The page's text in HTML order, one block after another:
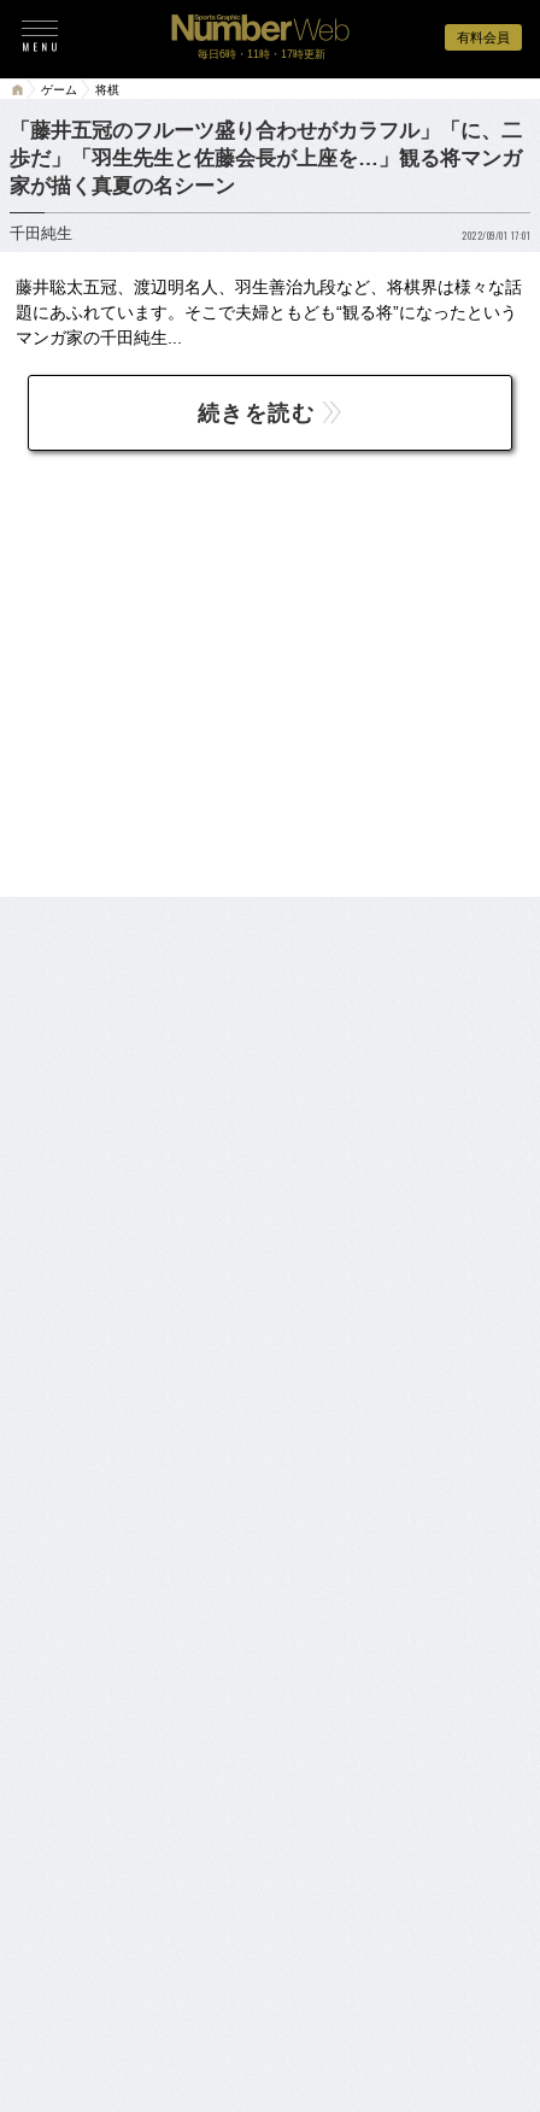
有料会員
毎日6時・11時・17時更新
ゲーム 将棋
「藤井五冠のフルーツ盛り合わせがカラフル」「に、二
歩だ」「羽生先生と佐藤会長が上座を…」観る将マンガ
家が描く真夏の名シーン
千田純生 2022/09/01 17:01
藤井聡太五冠、渡辺明名人、羽生善治九段など、将棋界は様々な話
題にあふれています。そこで夫婦ともども“観る将”になったという
マンガ家の千田純生...
続きを読む